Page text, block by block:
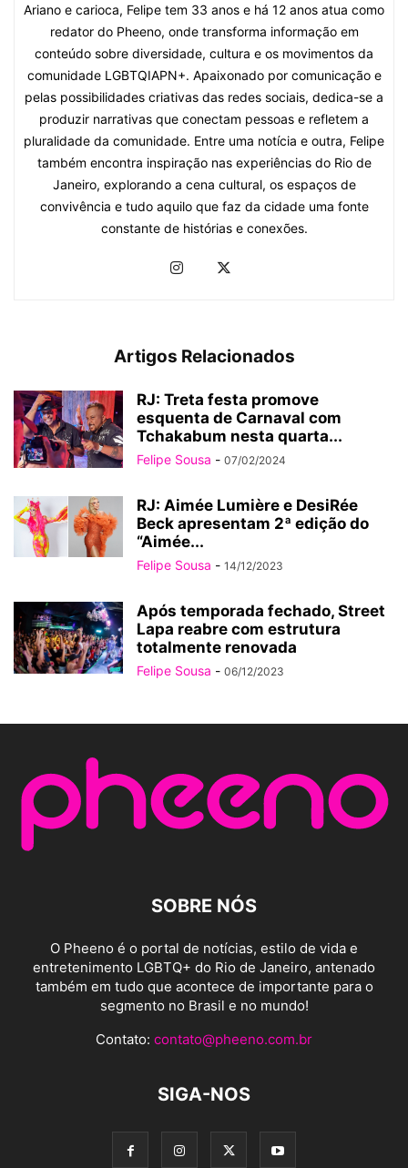
Ariano e carioca, Felipe tem 33 anos e há 12 anos atua como
redator do Pheeno, onde transforma informação em
conteúdo sobre diversidade, cultura e os movimentos da
comunidade LGBTQIAPN+. Apaixonado por comunicação e
pelas possibilidades criativas das redes sociais, dedica-se a
produzir narrativas que conectam pessoas e refletem a
pluralidade da comunidade. Entre uma notícia e outra, Felipe
também encontra inspiração nas experiências do Rio de
Janeiro, explorando a cena cultural, os espaços de
convivência e tudo aquilo que faz da cidade uma fonte
constante de histórias e conexões.
Artigos Relacionados
RJ: Treta festa promove
esquenta de Carnaval com
Tchakabum nesta quarta...
Felipe Sousa - 07/02/2024
RJ: Aimée Lumière e DesiRée
Beck apresentam 2ª edição do
“Aimée...
Felipe Sousa - 14/12/2023
Após temporada fechado, Street
Lapa reabre com estrutura
totalmente renovada
Felipe Sousa - 06/12/2023
SOBRE NÓS
O Pheeno é o portal de notícias, estilo de vida e
entretenimento LGBTQ+ do Rio de Janeiro, antenado
também em tudo que acontece de importante para o
segmento no Brasil e no mundo!
Contato: contato@pheeno.com.br
SIGA-NOS